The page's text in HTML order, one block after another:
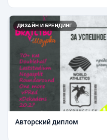
ДИЗАЙН И БРЕНДИНГ
Авторский диплом